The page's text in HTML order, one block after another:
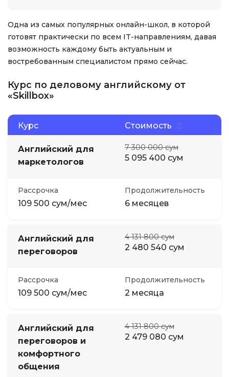
Одна из самых популярных онлайн-школ, в которой
готовят практически по всем IT-направлениям, давая
возможность каждому быть актуальным и
востребованным специалистом прямо сейчас.
Курс по деловому английскому от
«Skillbox»
Курс Стоимость
Английский для
маркетологов
7 300 000 сум
5 095 400 сум
Рассрочка
109 500 сум/мес
Продолжительность
6 месяцев
Английский для
переговоров
4 131 800 сум
2 480 540 сум
Рассрочка
109 500 сум/мес
Продолжительность
2 месяца
Английский для
переговоров и
комфортного
общения
4 131 800 сум
2 479 080 сум